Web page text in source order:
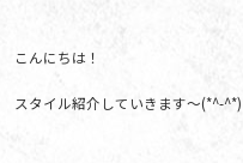
こんにちは！
スタイル紹介していきます～(*^-^*)